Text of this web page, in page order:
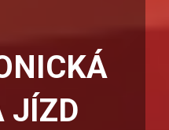
JÍZD